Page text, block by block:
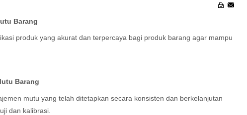
Barang
produk yang akurat dan terpercaya bagi produk barang agar mampu
Barang
mutu yang telah ditetapkan secara konsisten dan berkelanjutan
dan kalibrasi.